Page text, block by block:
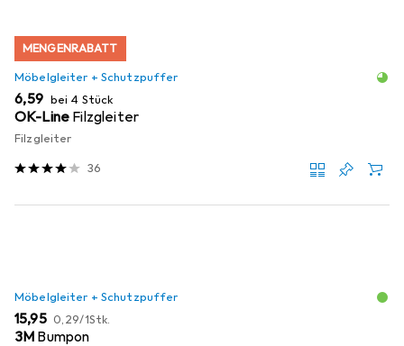
MENGENRABATT
Möbelgleiter + Schutzpuffer
EUR
6,59 bei 4 Stück
OK-Line Filzgleiter
Filzgleiter
36
Möbelgleiter + Schutzpuffer
EUR
15,95 EUR
0,29/1Stk.
3M Bumpon